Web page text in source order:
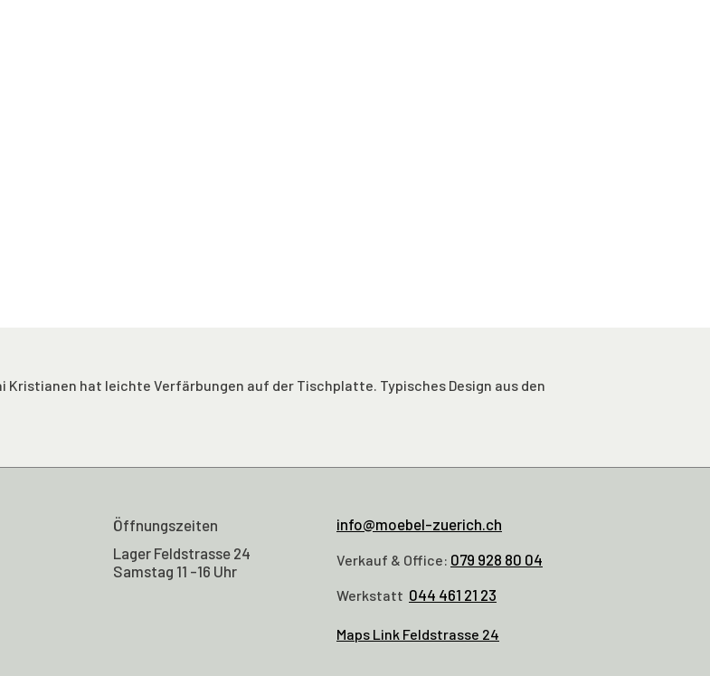
Kristianen hat leichte Verfärbungen auf der Tischplatte. Typisches Design aus den
Öffnungszeiten
Lager Feldstrasse 24
Samstag 11 -16 Uhr
info@moebel-zuerich.ch
Verkauf & Office: 079 928 80 04
Werkstatt 044 461 21 23
Maps Link Feldstrasse 24